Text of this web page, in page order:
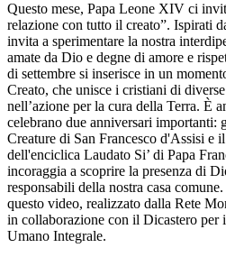
Questo mese, Papa Leone XIV ci
relazione con tutto il creato”. Ispirati
invita a sperimentare la nostra
amate da Dio e degne di amore e
di settembre si inserisce in un
Creato, che unisce i cristiani di
nell’azione per la cura della Terra. È
celebrano due anniversari importanti:
Creature di San Francesco d'Assisi e
dell'enciclica Laudato Si’ di Papa
incoraggia a scoprire la presenza di
responsabili della nostra casa
questo video, realizzato dalla Rete
in collaborazione con il Dicastero
Umano Integrale.